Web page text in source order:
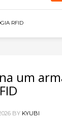
RFID
um
BY KYUBI